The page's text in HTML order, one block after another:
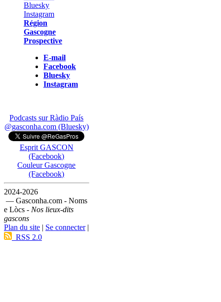
Région
Gascogne
Prospective
E-mail
Facebook
Bluesky
Instagram
Podcasts sur Ràdio País
@gasconha.com (Bluesky)
Esprit GASCON
(Facebook)
Couleur Gascogne
(Facebook)
2024-2026
— Gasconha.com - Noms
e Lòcs - Nos lieux-dits
gascons
Plan du site | Se connecter|
RSS 2.0